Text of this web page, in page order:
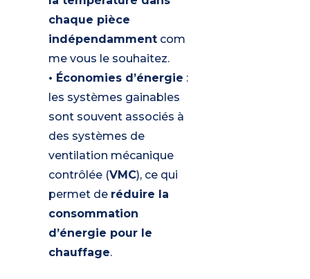
chaque pièce
indépendamment com
me vous le souhaitez.
• Économies d’énergie :
les systèmes gainables
sont souvent associés à
des systèmes de
ventilation mécanique
contrôlée (VMC), ce qui
permet de réduire la
consommation
d’énergie pour le
chauffage.